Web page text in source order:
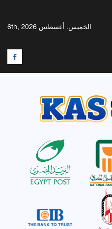
الخميس. أغسطس 6th, 2026
F